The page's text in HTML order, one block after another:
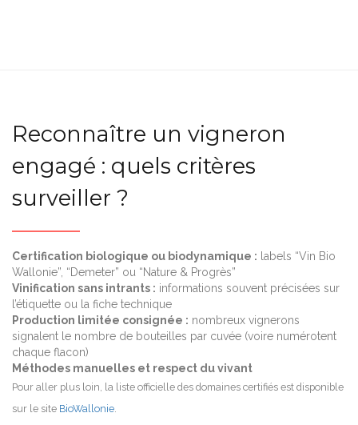
Reconnaître un vigneron
engagé : quels critères
surveiller ?
Certification biologique ou biodynamique : labels “Vin Bio
Wallonie”, “Demeter” ou “Nature & Progrès”
Vinification sans intrants : informations souvent précisées sur
l’étiquette ou la fiche technique
Production limitée consignée : nombreux vignerons
signalent le nombre de bouteilles par cuvée (voire numérotent
chaque flacon)
Méthodes manuelles et respect du vivant
Pour aller plus loin, la liste officielle des domaines certifiés est disponible
sur le site BioWallonie